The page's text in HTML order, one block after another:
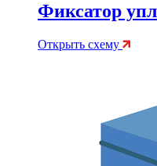
Фиксатор
Открыть схему